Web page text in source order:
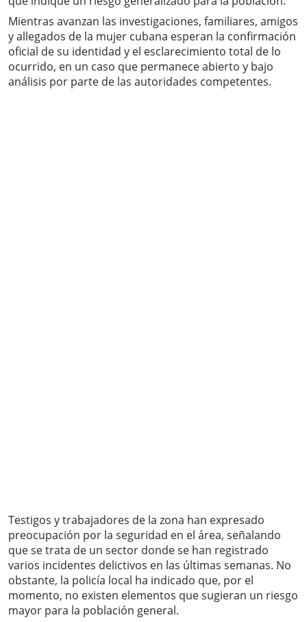
Mientras avanzan las investigaciones, familiares, amigos
y allegados de la mujer cubana esperan la confirmación
oficial de su identidad y el esclarecimiento total de lo
ocurrido, en un caso que permanece abierto y bajo
análisis por parte de las autoridades competentes.
Testigos y trabajadores de la zona han expresado
preocupación por la seguridad en el área, señalando
que se trata de un sector donde se han registrado
varios incidentes delictivos en las últimas semanas. No
obstante, la policía local ha indicado que, por el
momento, no existen elementos que sugieran un riesgo
mayor para la población general.